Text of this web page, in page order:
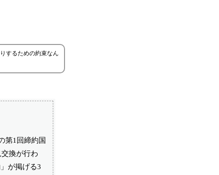
するための約束なん
第1回締約国
換が行わ
が掲げる3